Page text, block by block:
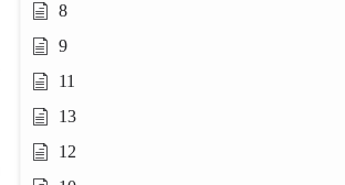
8
9
11
13
12